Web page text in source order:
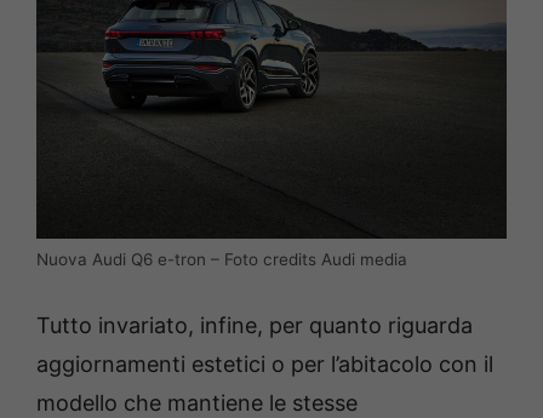
Nuova Audi Q6 e-tron – Foto credits Audi media
Tutto invariato, infine, per quanto riguarda
aggiornamenti estetici o per l’abitacolo con il
modello che mantiene le stesse